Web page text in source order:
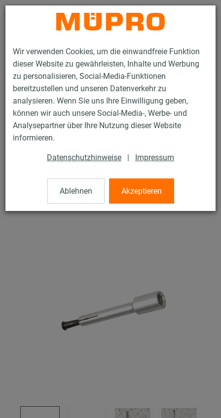
Wir verwenden Cookies, um die einwandfreie Funktion
dieser Website zu gewährleisten, Inhalte und Werbung
zu personalisieren, Social-Media-Funktionen
bereitzustellen und unseren Datenverkehr zu
analysieren. Wenn Sie uns Ihre Einwilligung geben,
können wir auch unsere Social-Media-, Werbe- und
Analysepartner über Ihre Nutzung dieser Website
informieren.
Datenschutzhinweise | Impressum
Ablehnen Akzeptieren
Kontakt
Produkte Befestigungstechnik Dübel MPC-Montageanker
15 / 48
MPC-Montageanker
MPC-Montageanker, Typ K6, mit Innengewinde M8, verzinkt